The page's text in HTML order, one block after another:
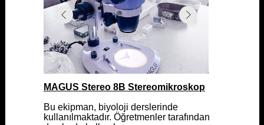
MAGUS Stereo 8B Stereomikroskop
Bu ekipman, biyoloji derslerinde
kullanılmaktadır. Öğretmenler tarafından
MAGUS Stereo 8B Stereomikroskop
Bu ekipman, biyoloji derslerinde
kullanılmaktadır. Öğretmenler tarafından